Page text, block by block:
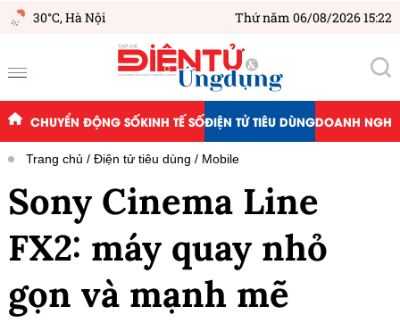
30°C,Hà Nội Thứ năm 06/08/2026 15:22
CHUYỂN ĐỘNG SỐKINH TẾ SỐĐIỆN TỬ TIÊU DÙNGDOANH
Trang chủ Điện tử tiêu dùng Mobile
Sony Cinema Line
FX2: máy quay nhỏ
gọn và mạnh mẽ